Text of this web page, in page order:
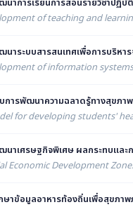
นาการเรียนการสอนรายวิชาปฏิ
of teaching and
นาระบบสารสนเทศเพื่อการบริหา
of information
การพัฒนาความฉลาดรู้ทางสุขภาพ
for developing students'
นาเศรษฐกิจพิเศษ ผลกระทบและ
Economic Development
ษาข้อมูลอาหารท้องถิ่นเพื่อสุขภา